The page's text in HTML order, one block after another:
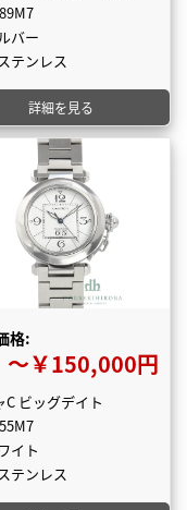
バー
テンレス
詳細を見る
格:
〜￥150,000円
C ビッグデイト
イト
テンレス